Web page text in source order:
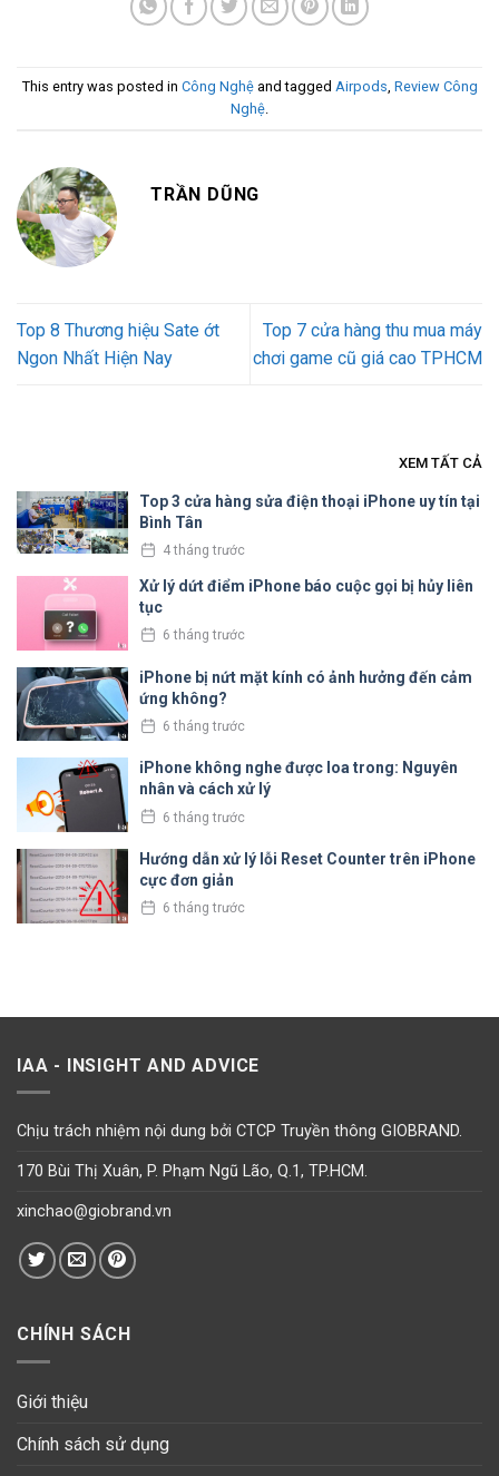
This entry was posted in Công Nghệand tagged Airpods Review Công
Nghệ
TRẦN DŨNG
Top 8 Thương hiệu Sate ớt
Ngon Nhất Hiện Nay
Top 7 cửa hàng thu mua máy
chơi game cũ giá cao TPHCM
XEM TẤT CẢ
Top 3 cửa hàng sửa điện thoại iPhone uy tín tại
Bình Tân
4 tháng trước
Xử lý dứt điểm iPhone báo cuộc gọi bị hủy liên
tục
6 tháng trước
iPhone bị nứt mặt kính có ảnh hưởng đến cảm
ứng không?
6 tháng trước
iPhone không nghe được loa trong: Nguyên
nhân và cách xử lý
6 tháng trước
Hướng dẫn xử lý lỗi Reset Counter trên iPhone
cực đơn giản
6 tháng trước
IAA - INSIGHT AND ADVICE
Chịu trách nhiệm nội dung bởi CTCP Truyền thông GIOBRAND.
170 Bùi Thị Xuân, P. Phạm Ngũ Lão, Q.1, TP.HCM.
xinchao@giobrand.vn
CHÍNH SÁCH
Giới thiệu
Chính sách sử dụng